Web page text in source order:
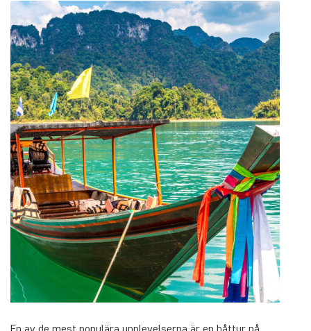
En av de mest populära upplevelserna är en båttur på